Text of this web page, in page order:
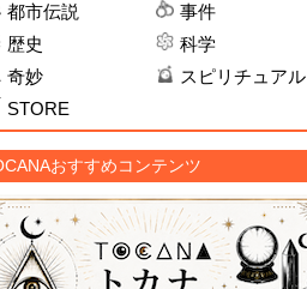
都市伝説
事件
歴史
科学
奇妙
スピリチュアル
STORE
おすすめコンテンツ